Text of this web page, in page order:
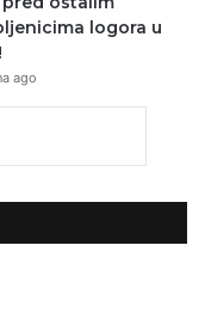
logora u
ago